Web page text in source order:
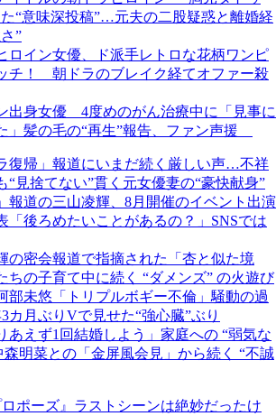
“意味深投稿”…元夫の二股疑惑と離婚経
”
ロイン女優、ド派手レトロな花柄ワンピ
チ！ 朝ドラのブレイク経てオファー殺
出身女優 4度めのがん治療中に「見事に
」髪の毛の“再生”報告、ファン声援
復帰」報道にいまだ続く厳しい声…不祥
“見捨てない”貫く元女優妻の“豪快献身”
報道の三山凌輝、8月開催のイベント出演
「後ろめたいことがあるの？」SNSでは
の密会報道で指摘された「杏と似た境
ちの子育て中に続く “ダメンズ” の火遊び
部未悠「トリプルボギー不倫」騒動の過
カ月ぶりVで見せた“強心臓”ぶり
あえず1回結婚しよう」家庭への “弱気な
明菜との「金屏風会見」から続く “不誠
ロポーズ』ラストシーンは絶妙だったけ